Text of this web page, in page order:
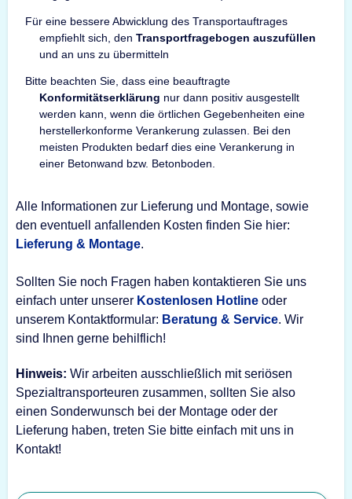
Für eine bessere Abwicklung des Transportauftrages
empfiehlt sich, den Transportfragebogen auszufüllen
und an uns zu übermitteln
Bitte beachten Sie, dass eine beauftragte
Konformitätserklärung nur dann positiv ausgestellt
werden kann, wenn die örtlichen Gegebenheiten eine
herstellerkonforme Verankerung zulassen. Bei den
meisten Produkten bedarf dies eine Verankerung in
einer Betonwand bzw. Betonboden.
Alle Informationen zur Lieferung und Montage, sowie
den eventuell anfallenden Kosten finden Sie hier:
Lieferung & Montage.
Sollten Sie noch Fragen haben kontaktieren Sie uns
einfach unter unserer Kostenlosen Hotline oder
unserem Kontaktformular: Beratung & Service. Wir
sind Ihnen gerne behilflich!
Hinweis: Wir arbeiten ausschließlich mit seriösen
Spezialtransporteuren zusammen, sollten Sie also
einen Sonderwunsch bei der Montage oder der
Lieferung haben, treten Sie bitte einfach mit uns in
Kontakt!